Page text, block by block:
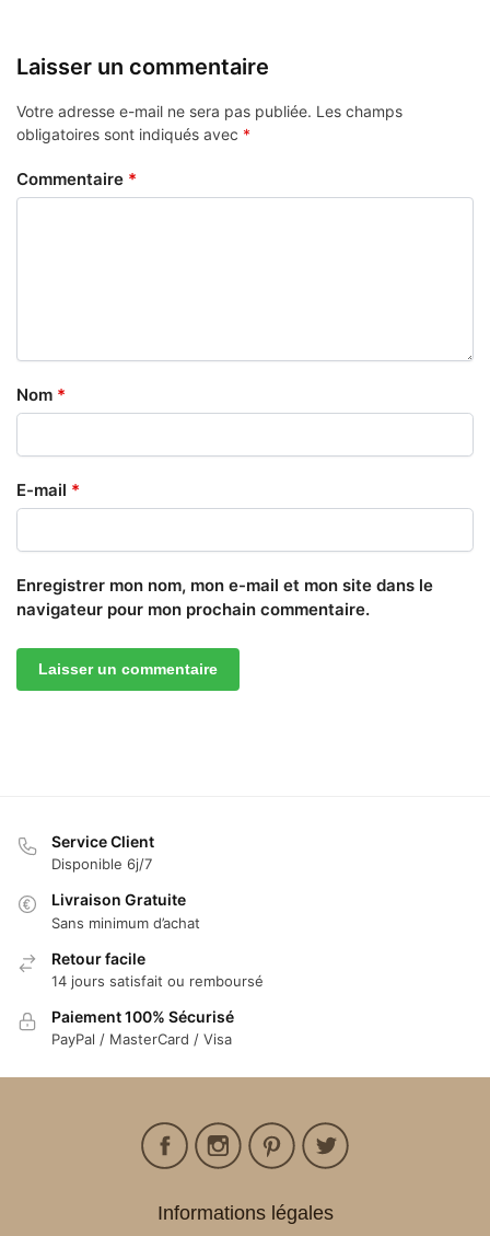
Laisser un commentaire
Votre adresse e-mail ne sera pas publiée. Les champs
obligatoires sont indiqués avec *
Commentaire *
Nom *
E-mail *
Enregistrer mon nom, mon e-mail et mon site dans le
navigateur pour mon prochain commentaire.
Service Client
Disponible 6j/7
Livraison Gratuite
Sans minimum d’achat
Retour facile
14 jours satisfait ou remboursé
Paiement 100% Sécurisé
PayPal / MasterCard / Visa
Informations légales